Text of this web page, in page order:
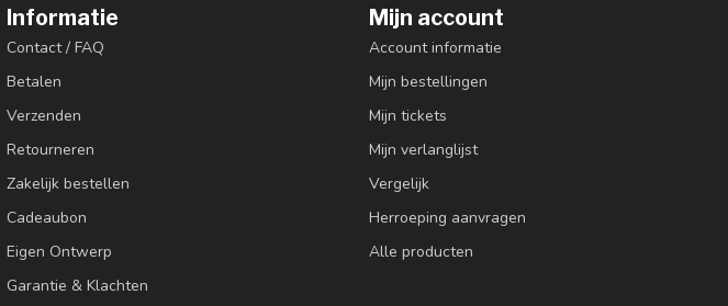
Informatie
Contact / FAQ
Betalen
Verzenden
Retourneren
Zakelijk bestellen
Cadeaubon
Eigen Ontwerp
Garantie & Klachten
Mijn account
Account informatie
Mijn bestellingen
Mijn tickets
Mijn verlanglijst
Vergelijk
Herroeping aanvragen
Alle producten